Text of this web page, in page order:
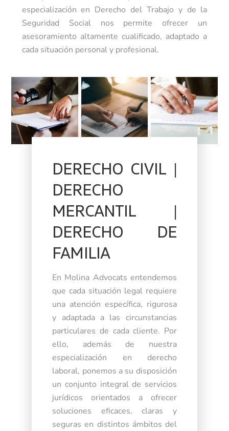
especialización en Derecho del Trabajo y de la
Seguridad Social nos permite ofrecer un
asesoramiento altamente cualificado, adaptado a
cada situación personal y profesional.
DERECHO CIVIL |
DERECHO
MERCANTIL |
DERECHO DE
FAMILIA
En Molina Advocats entendemos
que cada situación legal requiere
una atención específica, rigurosa
y adaptada a las circunstancias
particulares de cada cliente. Por
ello, además de nuestra
especialización en derecho
laboral, ponemos a su disposición
un conjunto integral de servicios
jurídicos orientados a ofrecer
soluciones eficaces, claras y
seguras en distintos ámbitos del